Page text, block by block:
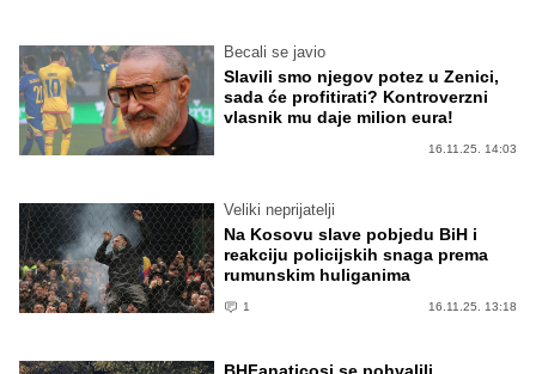
Becali se javio
Slavili smo njegov potez u Zenici,
sada će profitirati? Kontroverzni
vlasnik mu daje milion eura!
16.11.25. 14:03
Veliki neprijatelji
Na Kosovu slave pobjedu BiH i
reakciju policijskih snaga prema
rumunskim huliganima
1 16.11.25. 13:18